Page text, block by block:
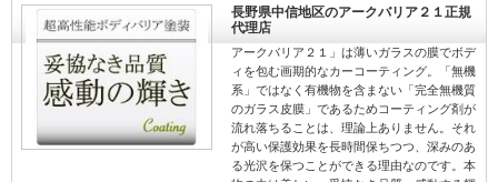
長野県中信地区のアークバリア２１正規
代理店
アークバリア２１」は薄いガラスの膜でボデ
ィを包む画期的なカーコーティング。「無機
系」ではなく有機物を含まない「完全無機質
のガラス皮膜」であるためコーティング剤が
流れ落ちることは、理論上ありません。それ
が高い保護効果を長時間保ちつつ、深みのあ
る光沢を保つことができる理由なのです。本